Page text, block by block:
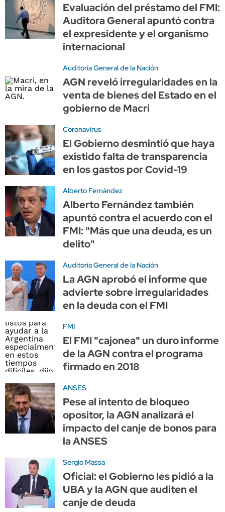
Evaluación del préstamo del FMI:
Auditora General apuntó contra
el expresidente y el organismo
internacional
Auditoría General de la Nación
AGN reveló irregularidades en la
venta de bienes del Estado en el
gobierno de Macri
Coronavirus
El Gobierno desmintió que haya
existido falta de transparencia
en los gastos por Covid-19
Alberto Fernández
Alberto Fernández también
apuntó contra el acuerdo con el
FMI: "Más que una deuda, es un
delito"
Auditoría General de la Nación
La AGN aprobó el informe que
advierte sobre irregularidades
en la deuda con el FMI
FMI
El FMI "cajonea" un duro informe
de la AGN contra el programa
firmado en 2018
ANSES
Pese al intento de bloqueo
opositor, la AGN analizará el
impacto del canje de bonos para
la ANSES
Sergio Massa
Oficial: el Gobierno les pidió a la
UBA y la AGN que auditen el
canje de deuda